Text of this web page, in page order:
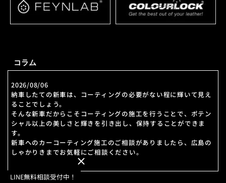
コラム
2026/08/06
納車したての新車は、コーティングの必要がない程に輝いて見え
ることでしょう。
そんな新車だからこそコーティングの施工を行うことで、ポテン
シャル以上の美しさと輝きを引き出し、保持することができま
す。
新車へのカーコーティング施工のご相談がありましたら、広島の
しゃかりきまでお気軽にご相談ください。
2026/07/30
LINE無料相談受付中！